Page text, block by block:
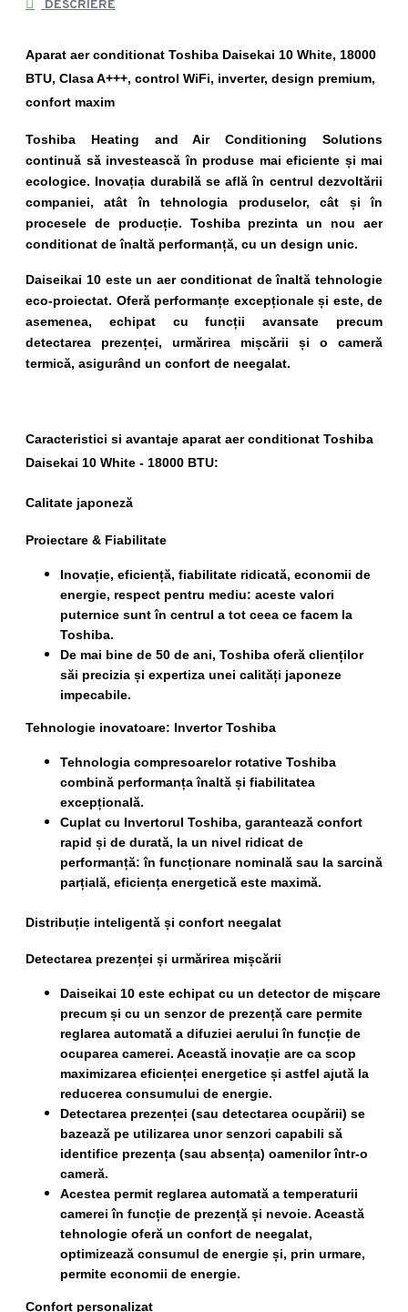
DESCRIERE
Aparat aer conditionat Toshiba Daisekai 10 White, 18000
BTU, Clasa A+++, control WiFi, inverter, design premium,
confort maxim
Toshiba Heating and Air Conditioning Solutions
continuă să investească în produse mai eficiente și mai
ecologice. Inovația durabilă se află în centrul dezvoltării
companiei, atât în tehnologia produselor, cât și în
procesele de producție. Toshiba prezinta un nou aer
conditionat de înaltă performanță, cu un design unic.
Daiseikai 10 este un aer conditionat de înaltă tehnologie
eco-proiectat. Oferă performanțe excepționale și este, de
asemenea, echipat cu funcții avansate precum
detectarea prezenței, urmărirea mișcării și o cameră
termică, asigurând un confort de neegalat.
Caracteristici si avantaje aparat aer conditionat Toshiba
Daisekai 10 White - 18000 BTU:
Calitate japoneză
Proiectare & Fiabilitate
Inovație, eficiență, fiabilitate ridicată, economii de
energie, respect pentru mediu: aceste valori
puternice sunt în centrul a tot ceea ce facem la
Toshiba.
De mai bine de 50 de ani, Toshiba oferă clienților
săi precizia și expertiza unei calități japoneze
impecabile.
Tehnologie inovatoare: Invertor Toshiba
Tehnologia compresoarelor rotative Toshiba
combină performanța înaltă și fiabilitatea
excepțională.
Cuplat cu Invertorul Toshiba, garantează confort
rapid și de durată, la un nivel ridicat de
performanță: în funcționare nominală sau la sarcină
parțială, eficiența energetică este maximă.
Distribuție inteligentă și confort neegalat
Detectarea prezenței și urmărirea mișcării
Daiseikai 10 este echipat cu un detector de mișcare
precum și cu un senzor de prezență care permite
reglarea automată a difuziei aerului în funcție de
ocuparea camerei. Această inovație are ca scop
maximizarea eficienței energetice și astfel ajută la
reducerea consumului de energie.
Detectarea prezenței (sau detectarea ocupării) se
bazează pe utilizarea unor senzori capabili să
identifice prezența (sau absența) oamenilor într-o
cameră.
Acestea permit reglarea automată a temperaturii
camerei în funcție de prezență și nevoie. Această
tehnologie oferă un confort de neegalat,
optimizează consumul de energie și, prin urmare,
permite economii de energie.
Confort personalizat